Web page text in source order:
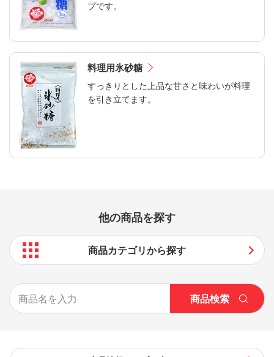
プです。
料理用氷砂糖
すっきりとした上品な甘さと味わいが料理
を引き立てます。
他の商品を探す
商品カテゴリから探す
商品検索